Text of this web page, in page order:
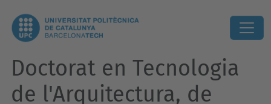
Doctorat en Tecnologia
de l'Arquitectura, de